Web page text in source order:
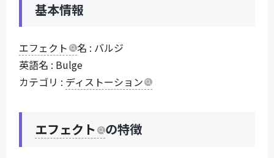
基本情報
エフェクト
名 : バルジ
英語名 : Bulge
カテゴリ : ディストーション
エフェクト の特徴